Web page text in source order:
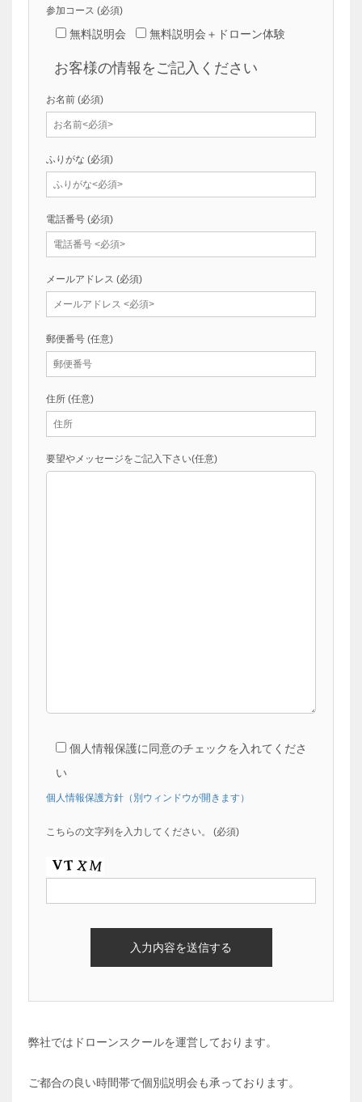
参加コース (必須)
無料説明会 無料説明会＋ドローン体験
お客様の情報をご記入ください
お名前 (必須)
ふりがな (必須)
電話番号 (必須)
メールアドレス (必須)
郵便番号 (任意)
住所 (任意)
要望やメッセージをご記入下さい(任意)
個人情報保護に同意のチェックを入れてくださ
い
個人情報保護方針（別ウィンドウが開きます）
こちらの文字列を入力してください。 (必須)
弊社ではドローンスクールを運営しております。
ご都合の良い時間帯で個別説明会も承っております。